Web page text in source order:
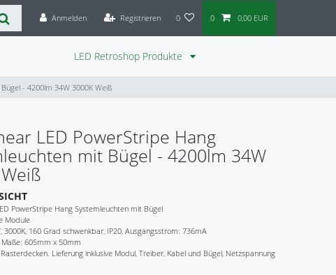
Anmelden Registrieren 0 0 0,00 EUR
LED Retroshop Produkte
- 4200lm 34W 3000K Weiß
LED PowerStripe Hang
mit Bügel - 4200lm 34W
PowerStripe Hang Systemleuchten mit Bügel
Module
3000K, 160 Grad schwenkbar, IP20, Ausgangsstrom: 736mA
Maße: 605mm x 50mm
Lieferung inklusive Modul, Treiber, Kabel und Bügel, Netzspannung